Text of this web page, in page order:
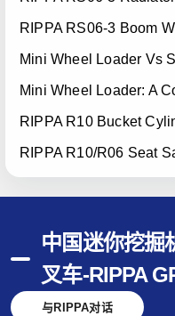
中国迷你挖掘
叉车-RIPPA
与RIPPA对话